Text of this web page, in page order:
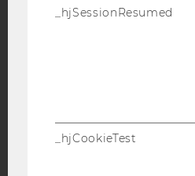
_hjSessionResumed
_hjCookieTest